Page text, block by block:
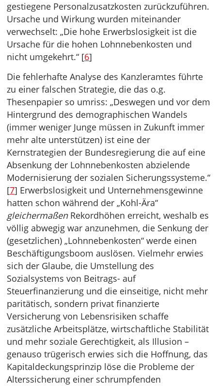
gestiegene Personalzusatzkosten zurückzuführen.
Ursache und Wirkung wurden miteinander
verwechselt: „Die hohe Erwerbslosigkeit ist die
Ursache für die hohen Lohnnebenkosten und
nicht umgekehrt.“ [6]
Die fehlerhafte Analyse des Kanzleramtes führte
zu einer falschen Strategie, die das o.g.
Thesenpapier so umriss: „Deswegen und vor dem
Hintergrund des demographischen Wandels
(immer weniger Junge müssen in Zukunft immer
mehr alte unterstützen) ist eine der
Kernstrategien der Bundesregierung die auf eine
Absenkung der Lohnnebenkosten abzielende
Modernisierung der sozialen Sicherungssysteme.“
[7] Erwerbslosigkeit und Unternehmensgewinne
hatten schon während der „Kohl-Ära“
gleichermaßenRekordhöhen erreicht, weshalb es
völlig abwegig war anzunehmen, die Senkung der
(gesetzlichen) „Lohnnebenkosten“ werde einen
Beschäftigungsboom auslösen. Vielmehr erwies
sich der Glaube, die Umstellung des
Sozialsystems von Beitrags- auf
Steuerfinanzierung und die einseitige, nicht mehr
paritätisch, sondern privat finanzierte
Versicherung von Lebensrisiken schaffe
zusätzliche Arbeitsplätze, wirtschaftliche Stabilität
und mehr soziale Gerechtigkeit, als Illusion –
genauso trügerisch erwies sich die Hoffnung, das
Kapitaldeckungsprinzip löse die Probleme der
Alterssicherung einer schrumpfenden